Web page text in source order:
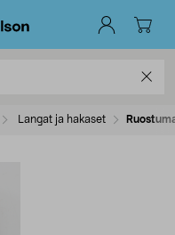
Langat ja hakaset